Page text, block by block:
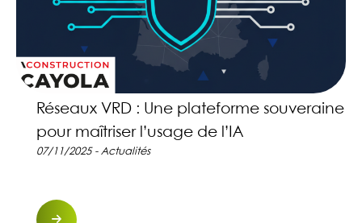
Réseaux VRD : Une plateforme souveraine
pour maîtriser l’usage de l’IA
07/11/2025 - Actualités